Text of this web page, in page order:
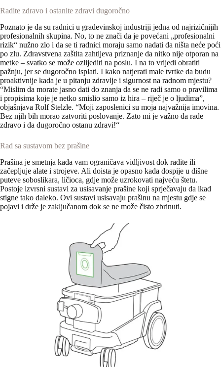
Radite zdravo i ostanite zdravi dugoročno
Poznato je da su radnici u građevinskoj industriji jedna od najrizičnijih
profesionalnih skupina. No, to ne znači da je povećani „profesionalni
rizik“ nužno zlo i da se ti radnici moraju samo nadati da ništa neće poći
po zlu. Zdravstvena zaštita zahtijeva priznanje da nitko nije otporan na
metke – svatko se može ozlijediti na poslu. I na to vrijedi obratiti
pažnju, jer se dugoročno isplati. I kako natjerati male tvrtke da budu
proaktivnije kada je u pitanju zdravlje i sigurnost na radnom mjestu?
“Mislim da morate jasno dati do znanja da se ne radi samo o pravilima
i propisima koje je netko smislio samo iz hira – riječ je o ljudima”,
objašnjava Rolf Stelzle. “Moji zaposlenici su moja najvažnija imovina.
Bez njih bih morao zatvoriti poslovanje. Zato mi je važno da rade
zdravo i da dugoročno ostanu zdravi!“
Rad sa sustavom bez prašine
Prašina je smetnja kada vam ograničava vidljivost dok radite ili
začepljuje alate i strojeve. Ali doista je opasno kada dospije u dišne ​​
puteve soboslikara, ličioca, gdje može uzrokovati najveću štetu.
Postoje izvrsni sustavi za usisavanje prašine koji sprječavaju da ikad
stigne tako daleko. Ovi sustavi usisavaju prašinu na mjestu gdje se
pojavi i drže je zaključanom dok se ne može čisto zbrinuti.